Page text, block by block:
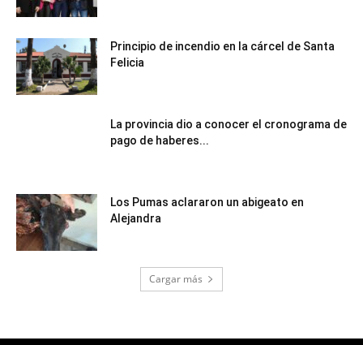
Principio de incendio en la cárcel de Santa
Felicia
La provincia dio a conocer el cronograma de
pago de haberes...
Los Pumas aclararon un abigeato en
Alejandra
Cargar más